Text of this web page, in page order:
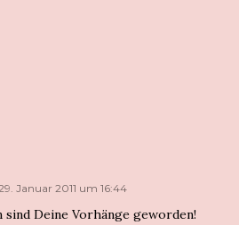
Januar 2011 um 16:44
sind Deine Vorhänge geworden!